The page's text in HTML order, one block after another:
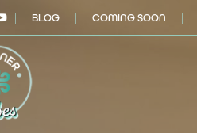
BLOG COMING SOON